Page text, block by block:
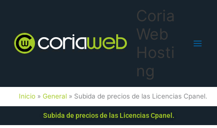
Coria
Web
Hosti
ng
Inicio General Subida de precios de las Licencias Cpanel.
Subida de precios de las Licencias Cpanel.